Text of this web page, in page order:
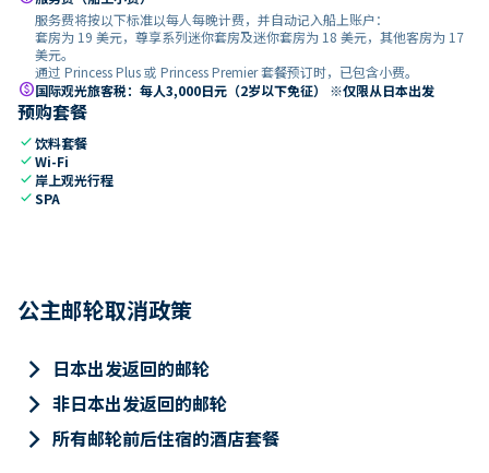
服务费将按以下标准以每人每晚计费，并自动记入船上账户：
套房为 19 美元，尊享系列迷你套房及迷你套房为 18 美元，其他客房为 17
美元。
通过 Princess Plus 或 Princess Premier 套餐预订时，已包含小费。
paid国际观光旅客税：每人3,000日元（2岁以下免征） ※仅限从日本出发
预购套餐
check饮料套餐
checkWi-Fi
check 岸上观光行程
checkSPA
公主邮轮取消政策
keyboard_arrow_right 日本出发返回的邮轮
keyboard_arrow_right 非日本出发返回的邮轮
keyboard_arrow_right 所有邮轮前后住宿的酒店套餐